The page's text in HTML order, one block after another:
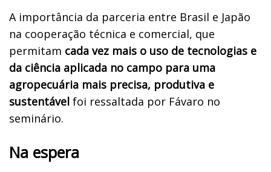
A importância da parceria entre Brasil e Japão
na cooperação técnica e comercial, que
permitam cada vez mais o uso de tecnologias e
da ciência aplicada no campo para uma
agropecuária mais precisa, produtiva e
sustentável foi ressaltada por Fávaro no
seminário.
Na espera